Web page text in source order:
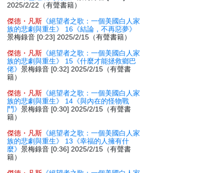
2025/2/22（有聲書籍）
傑德・凡斯 《絕望者之歌：一個美國白人家
族的悲劇與重生》 16《結論，不再惡夢》
景梅錄音 [0:23] 2025/2/15（有聲書籍）
傑德・凡斯 《絕望者之歌：一個美國白人家
族的悲劇與重生》 15《什麼才能拯救鄉巴
佬》景梅錄音 [0:32] 2025/2/15（有聲書
籍）
傑德・凡斯 《絕望者之歌：一個美國白人家
族的悲劇與重生》 14《與內在的怪物戰
鬥》景梅錄音 [0:30] 2025/2/15（有聲書
籍）
傑德・凡斯 《絕望者之歌：一個美國白人家
族的悲劇與重生》 13《幸福的人擁有什
麼》景梅錄音 [0:36] 2025/2/15（有聲書
籍）